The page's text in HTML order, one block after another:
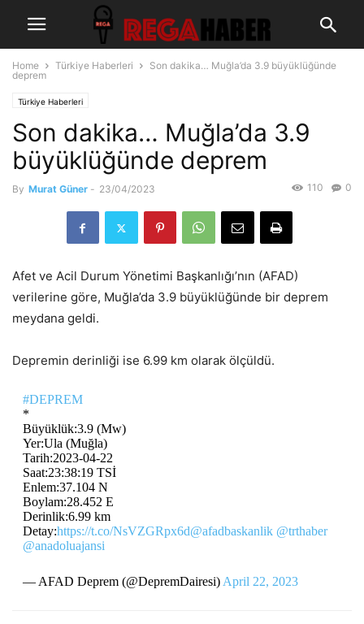
Home Türkiye Haberleri
Son dakika… Muğla’da 3.9 büyüklüğünde
deprem
Türkiye Haberleri
Son dakika… Muğla’da 3.9
büyüklüğünde deprem
By Murat Güner - 23/04/2023 0
110
Afet ve Acil Durum Yönetimi Başkanlığı’nın (AFAD)
verilerine göre, Muğla’da 3.9 büyüklüğünde bir deprem
meydana geldi.
Depremin derinliği ise 6.99 km olarak ölçüldü.
#DEPREM
*
Büyüklük:3.9 (Mw)
Yer:Ula (Muğla)
Tarih:2023-04-22
Saat:23:38:19 TSİ
Enlem:37.104 N
Boylam:28.452 E
Derinlik:6.99 km
Detay:https://t.co/NsVZGRpx6d@afadbaskanlik @trthaber
@anadoluajansi
— AFAD Deprem (@DepremDairesi) April 22, 2023